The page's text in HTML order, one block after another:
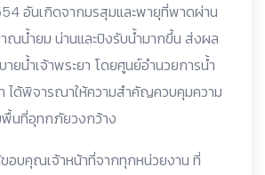
อันเกิดจากมรสุมและพายุที่พาดผ่าน
ณน้ำยม น่านและปิงรับน้ำมากขึ้น ส่งผล
ายน้ำเจ้าพระยา โดยศูนย์อำนวยการน้ำ
ได้พิจารณาให้ความสำคัญควบคุมความ
พื้นที่อุทกภัยวงกว้าง
ขอบคุณเจ้าหน้าที่จากทุกหน่วยงาน ที่